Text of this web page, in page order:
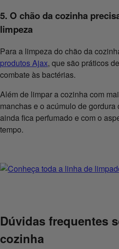
5. O chão da cozinha
limpeza
Para a limpeza do chão da
produtos Ajax, que são práticos
combate às bactérias.
Além de limpar a cozinha com
manchas e o acúmulo de
ainda fica perfumado e com o
tempo.
Dúvidas frequentes
cozinha